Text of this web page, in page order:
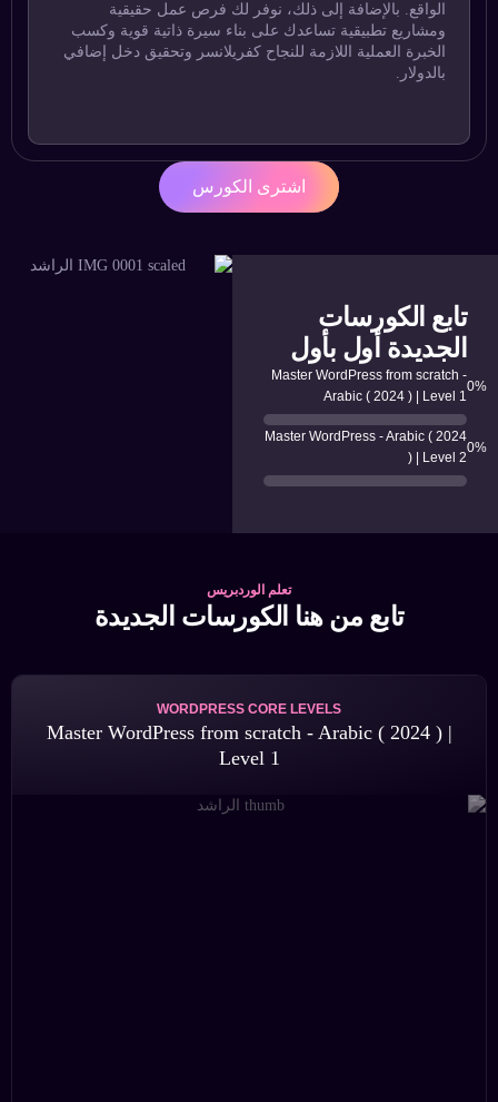
الواقع. بالإضافة إلى ذلك، نوفر لك فرص عمل حقيقية
ومشاريع تطبيقية تساعدك على بناء سيرة ذاتية قوية وكسب
الخبرة العملية اللازمة للنجاح كفريلانسر وتحقيق دخل إضافي
بالدولار.
اشترى الكورس
تابع الكورسات
الجديدة أول بأول
Master WordPress from scratch -
Arabic ( 2024 ) | Level 1
0%
Master WordPress - Arabic ( 2024
) | Level 2
0%
تعلم الوردبريس
تابع من هنا الكورسات الجديدة
WORDPRESS CORE LEVELS
Master WordPress from scratch - Arabic ( 2024 ) |
Level 1